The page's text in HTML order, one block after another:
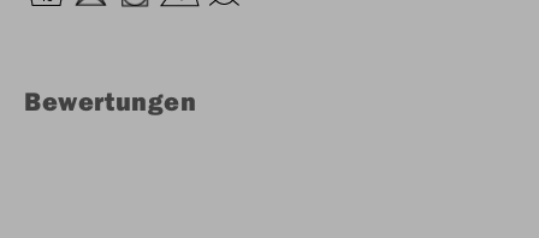
Bewertungen